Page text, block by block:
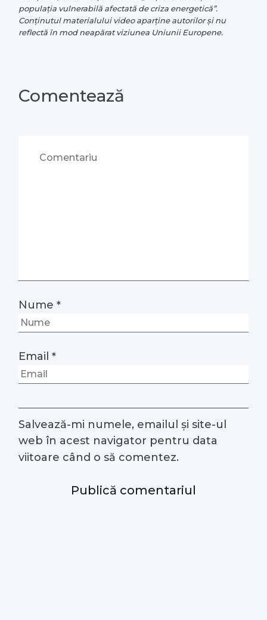
populația vulnerabilă afectată de criza energetică”.
Conținutul materialului video aparține autorilor și nu
reflectă în mod neapărat viziunea Uniunii Europene.
Comentează
Nume*
Email*
Salvează-mi numele, emailul și site-ul
web în acest navigator pentru data
viitoare când o să comentez.